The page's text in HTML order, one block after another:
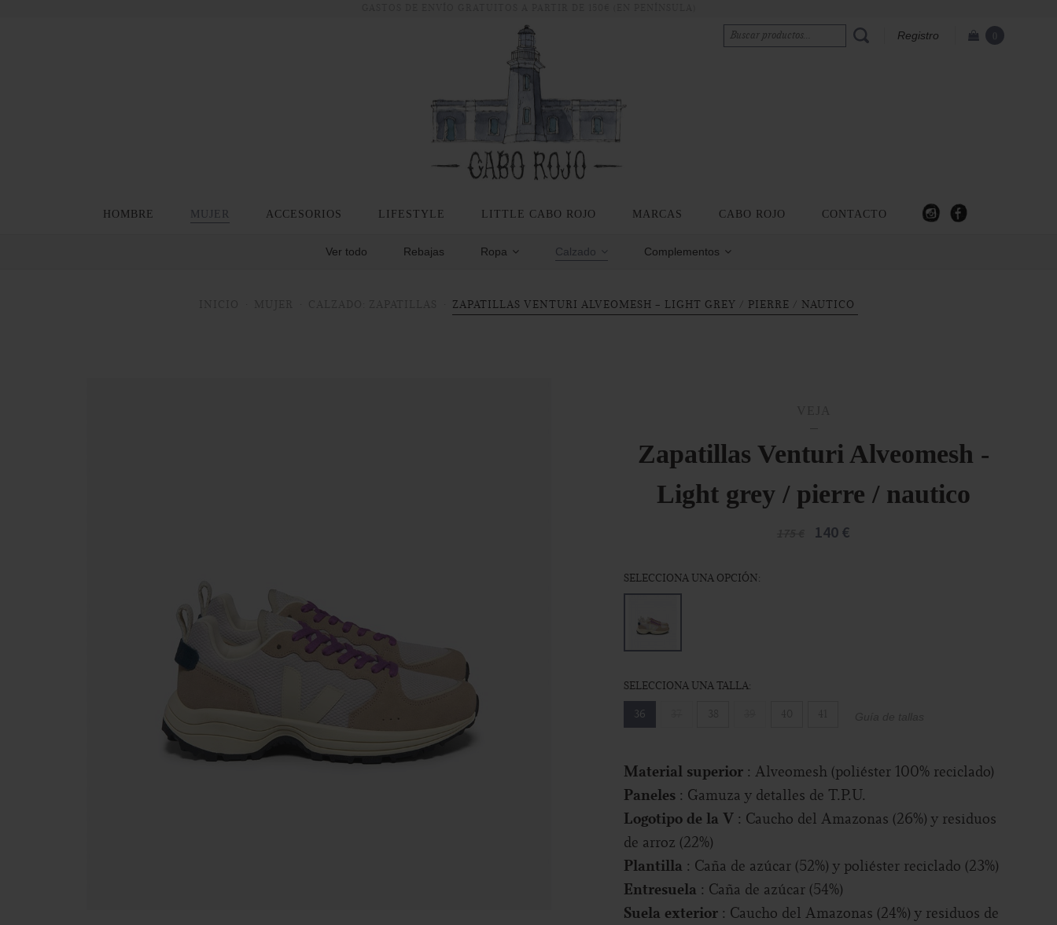
Registro
HOMBRE MUJER ACCESORIOS LIFESTYLE LITTLE CABO ROJO MARCAS CABO ROJO CONTACTO
Ver todo Rebajas Ropa Calzado Complementos
ZAPATILLAS VENTURI ALVEOMESH - LIGHT GREY / PIERRE / NAUTICO
Zapatillas Venturi Alveomesh -
Light grey / pierre / nautico
140 €
SELECCIONA UNA OPCIÓN:
SELECCIONA UNA TALLA:
36
Material superior : Alveomesh (poliéster 100% reciclado)
Paneles : Gamuza y detalles de T.P.U.
Logotipo de la V : Caucho del Amazonas (26%) y residuos
de arroz (22%)
Plantilla : Caña de azúcar (52%) y poliéster reciclado (23%)
Entresuela : Caña de azúcar (54%)
Suela exterior : Caucho del Amazonas (24%) y residuos de